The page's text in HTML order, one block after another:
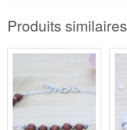
Produits similaires